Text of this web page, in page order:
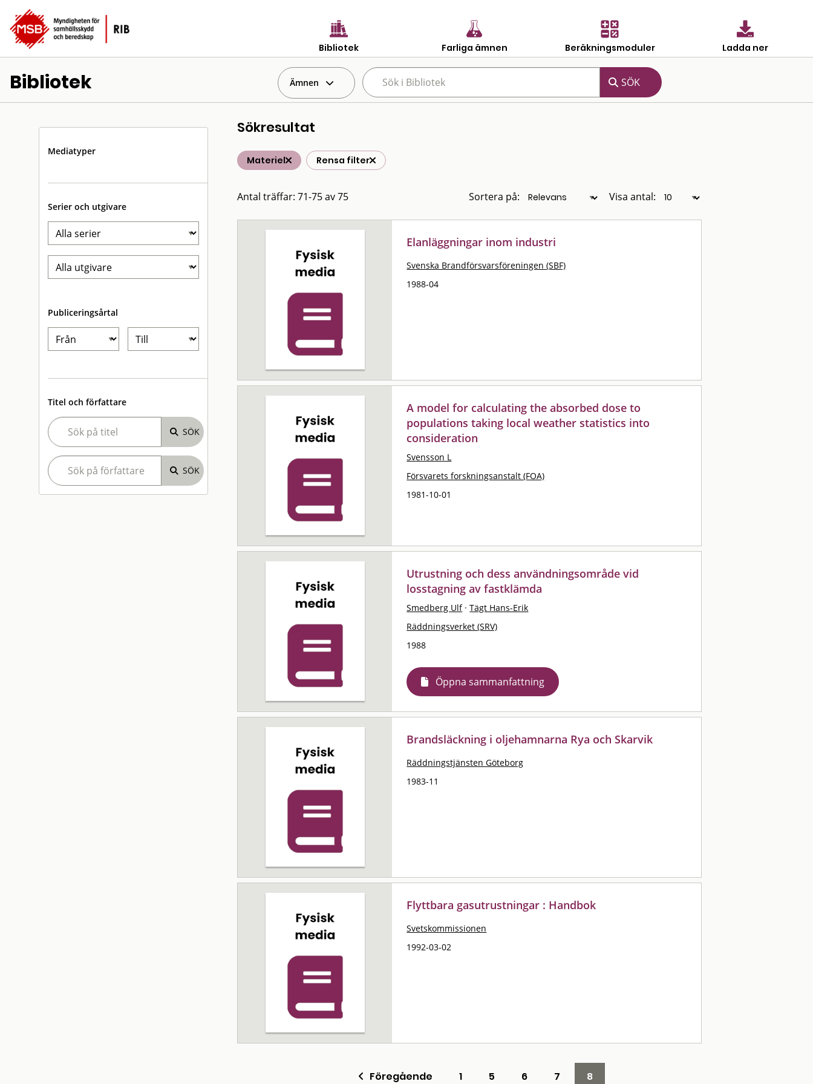
Bibliotek Farliga ämnen Beräkningsmoduler Ladda ner
Bibliotek Ämnen
Mediatyper
Serier och utgivare
Publiceringsårtal
Titel och författare
Sökresultat
Materiel Rensa filter
Antal träffar: 71-75 av 75 Sortera på: Visa antal:
Elanläggningar inom industri
Svenska Brandförsvarsföreningen (SBF)
1988-04
A model for calculating the absorbed dose to
populations taking local weather statistics into
consideration
Svensson L
Försvarets forskningsanstalt (FOA)
1981-10-01
Utrustning och dess användningsområde vid
losstagning av fastklämda
Smedberg Ulf · Tägt Hans-Erik
Räddningsverket (SRV)
1988
Öppna sammanfattning
Brandsläckning i oljehamnarna Rya och Skarvik
Räddningstjänsten Göteborg
1983-11
Flyttbara gasutrustningar : Handbok
Svetskommissionen
1992-03-02
Föregående 1 5 6 7 8